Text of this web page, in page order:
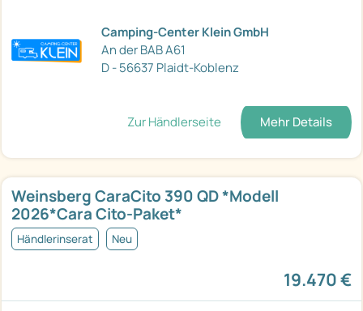
Camping-Center Klein GmbH
An der BAB A61
D - 56637 Plaidt-Koblenz
Zur Händlerseite Mehr Details
Weinsberg CaraCito 390 QD *Modell
2026*Cara Cito-Paket*
Händlerinserat Neu
19.470 €